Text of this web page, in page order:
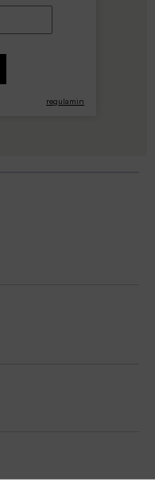
regulamin